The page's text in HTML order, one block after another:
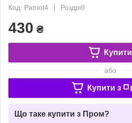
Код: Patriot4
Роздріб
430 ₴
Купити
або
Купити з
Що таке купити з Пром?